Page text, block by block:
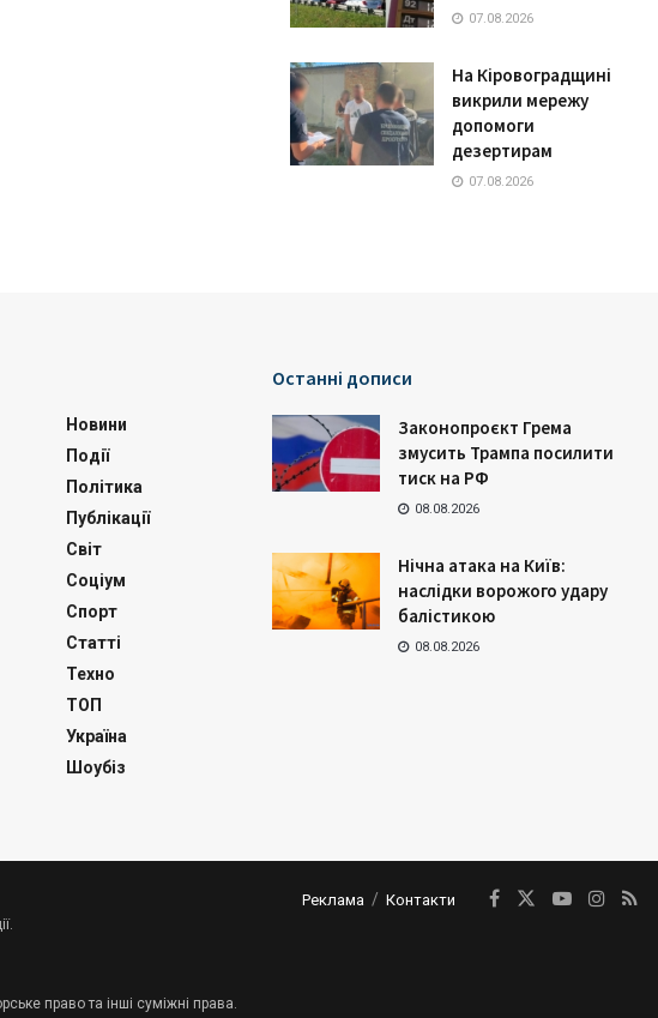
07.08.2026
На Кіровоградщині
викрили мережу
допомоги
дезертирам
07.08.2026
Новини
Події
Політика
Публікації
Світ
Соціум
Спорт
Статті
Техно
ТОП
Україна
Шоубіз
Останні дописи
Законопроєкт Грема
змусить Трампа посилити
тиск на РФ
08.08.2026
Нічна атака на Київ:
наслідки ворожого удару
балістикою
08.08.2026
Реклама Контакти
право та інші суміжні права.